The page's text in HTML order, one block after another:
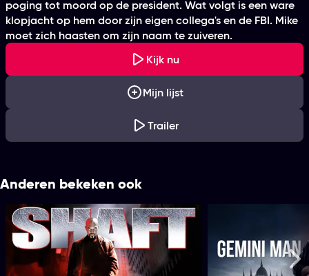
poging tot moord op de president. Wat volgt is een ware
klopjacht op hem door zijn eigen collega's en de FBI. Mike
moet zich haasten om zijn naam te zuiveren.
Kijk nu
Mijn lijst
Trailer
Anderen bekeken ook
Shaft